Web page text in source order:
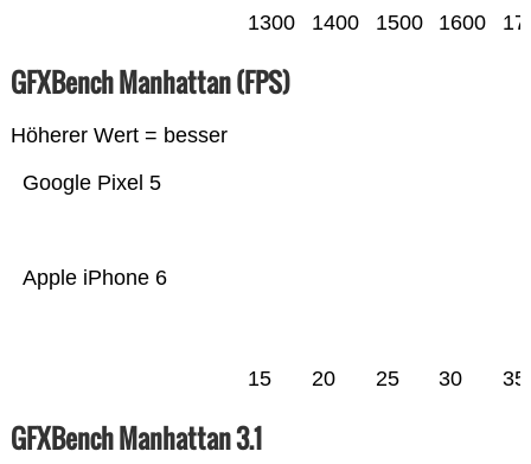
1300 1400 1500 1600
GFXBench Manhattan (FPS)
Höherer Wert = besser
Apple iPhone 6
Google Pixel 5
15 20 25 30 35
GFXBench Manhattan 3.1